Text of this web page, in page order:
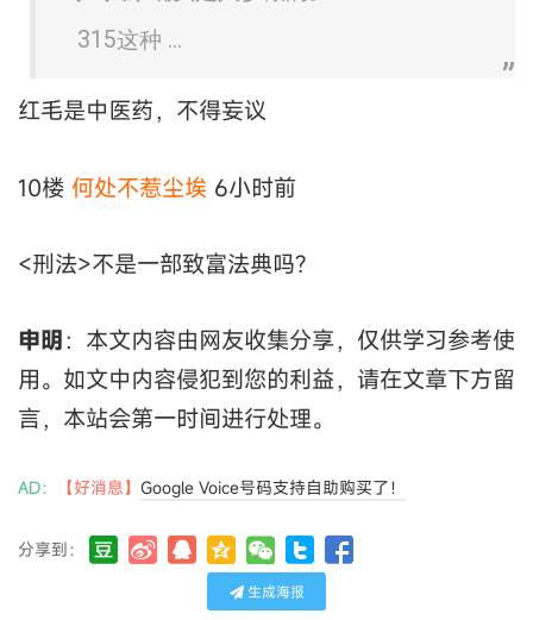
315这种 ...
红毛是中医药，不得妄议
10楼 何处不惹尘埃 6小时前
<刑法>不是一部致富法典吗?
申明 ：本文内容由网友收集分享，仅供学习参考使
用。如文中内容侵犯到您的利益，请在文章下方留
言，本站会第一时间进行处理。
AD： 【好消息】 Google Voice号码支持自助购买了！
分享到：
生成海报